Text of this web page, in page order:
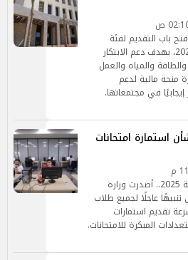
باب التقديم لفئة
المدارس الثانوية لعام 2025-2026، بهدف دعم الابتكار
والمياه والعمل
منحة مالية لدعم
في مجتمعاتها.
استمارة امتحانات
استمارة امتحانات الثانوية العامة 2025.. أصدرت وزارة
تنبيهًا عاجلًا لجميع طلاب
بضرورة سرعة تقديم استمارات
المبكرة للامتحانات.